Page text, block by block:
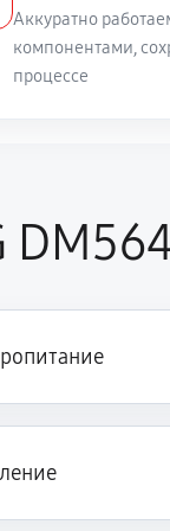
Аккуратно
компонентами,
процессе